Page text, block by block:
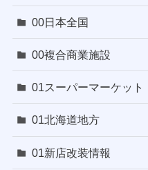
00日本全国
00複合商業施設
01スーパーマーケット
01北海道地方
01新店改装情報